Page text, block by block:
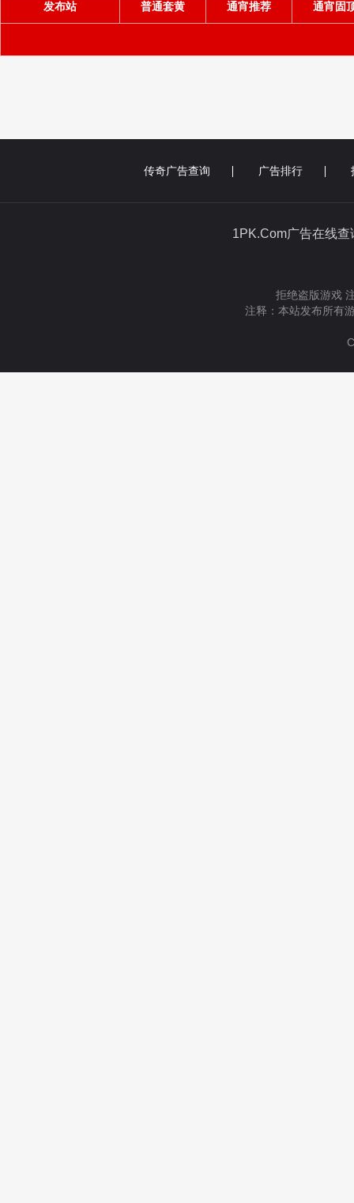
发布站 普通套黄 通宵推荐 通宵固
传奇广告查询 广告排行
1PK.Com广告在
拒绝盗版游戏
注释：本站发布所有